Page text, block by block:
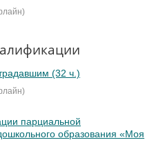
(32 ч.)
парциальной
образования «Моя